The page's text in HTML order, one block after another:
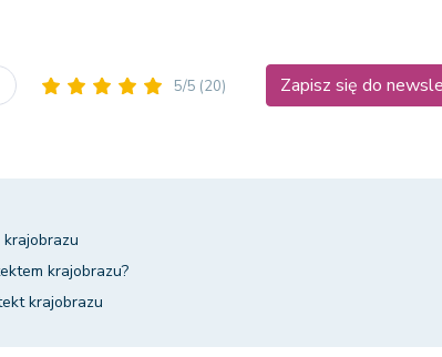
5/5 (20) Zapisz się do
krajobrazu?
krajobrazu